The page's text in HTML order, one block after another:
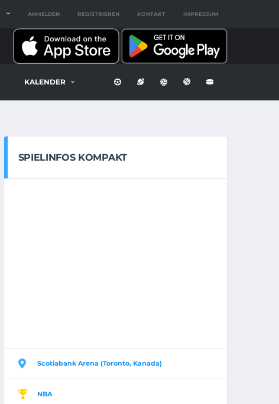
ANMELDEN REGISTRIEREN KONTAKT IMPRESSUM
KALENDER
SPIELINFOS KOMPAKT
Scotiabank Arena (Toronto, Kanada)
NBA